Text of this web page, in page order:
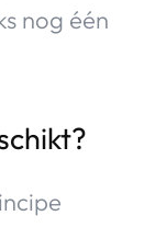
nog één